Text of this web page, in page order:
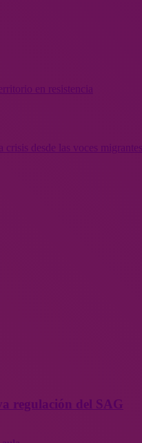
en resistencia
desde las voces migrantes
regulación del SAG